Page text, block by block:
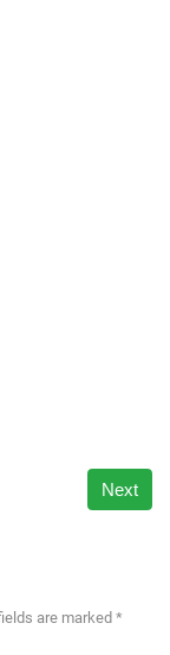
Next
are marked *